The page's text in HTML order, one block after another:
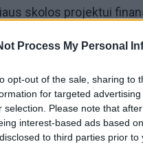
Process My Personal
opt-out of the sale, sharing to
for targeted
selection. Please note that
interest-based ads based
to third parties prior
skolos projektui
kainos, kuri bus
– teigiama
valstybei.